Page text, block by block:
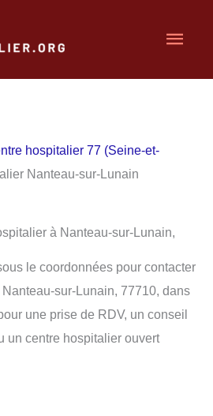
hospitalier 77 (Seine-et-
Nanteau-sur-Lunain
à Nanteau-sur-Lunain,
le coordonnées pour contacter
sur-Lunain, 77710, dans
une prise de RDV, un conseil
un centre hospitalier ouvert